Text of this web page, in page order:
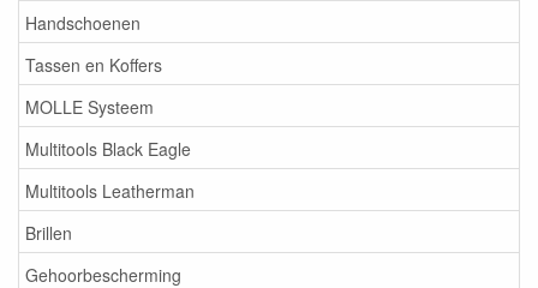
Handschoenen
Tassen en Koffers
MOLLE Systeem
Multitools Black Eagle
Multitools Leatherman
Brillen
Gehoorbescherming